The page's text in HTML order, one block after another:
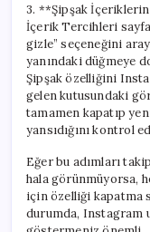
3. **Şipşak
İçerik Tercihleri
gizle” seçeneğini
yanındaki düğmeye
Şipşak özelliğini
gelen kutusundaki
tamamen kapatıp
yansıdığını kontrol
Eğer bu adımları
hala görünmüyorsa,
için özelliği kapatma
durumda, Instagram